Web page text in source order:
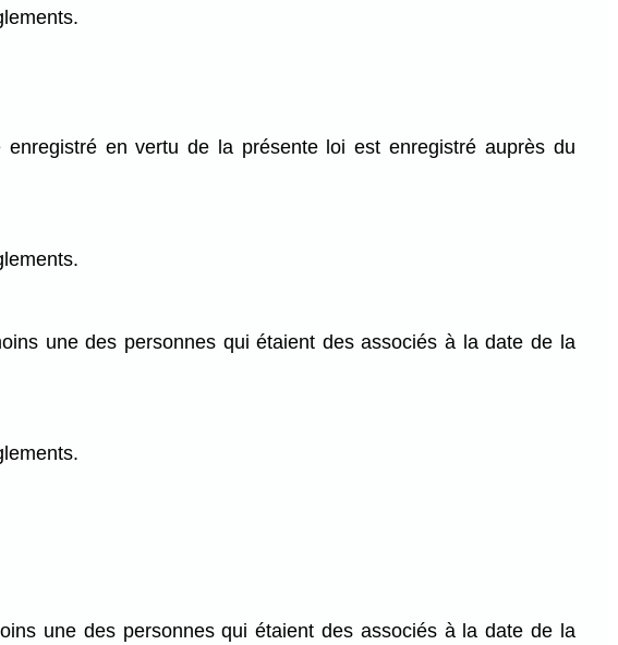
en vertu de la présente loi est enregistré auprès du
une des personnes qui étaient des associés à la date de la
une des personnes qui étaient des associés à la date de la